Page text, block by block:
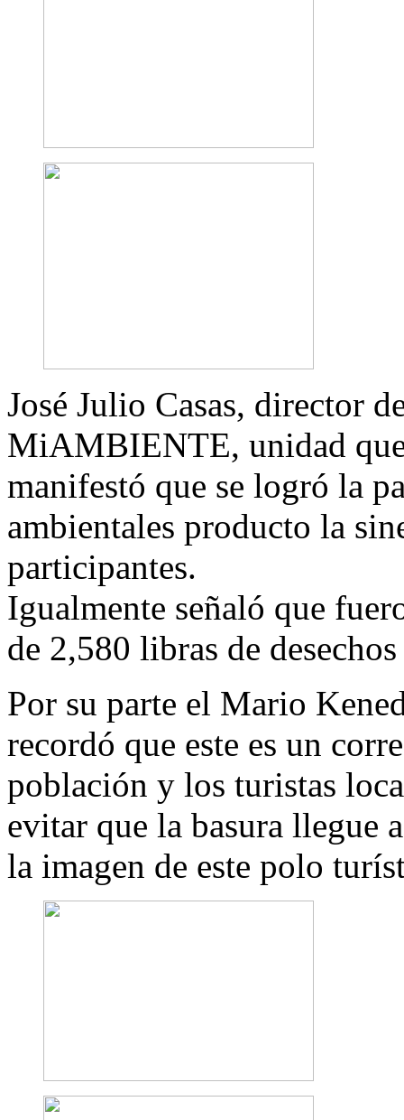
José Julio Casas, director
MiAMBIENTE, unidad
manifestó que se logró la
ambientales producto la
participantes.
Igualmente señaló que
de 2,580 libras de
Por su parte el Mario
recordó que este es un
población y los turistas
evitar que la basura llegue
la imagen de este polo